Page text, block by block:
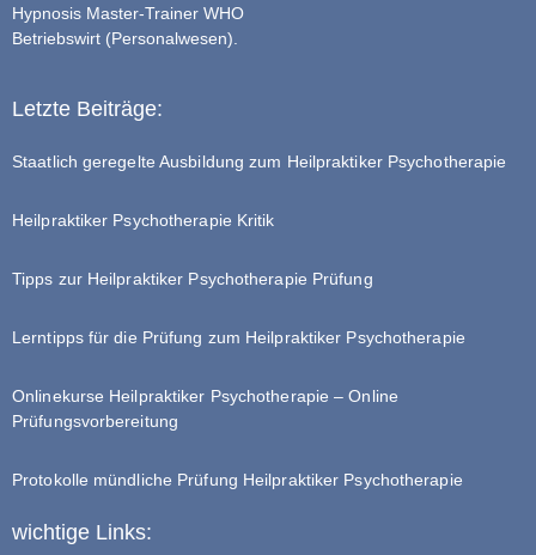
Hypnosis Master-Trainer WHO
Betriebswirt (Personalwesen).
Letzte Beiträge:
Staatlich geregelte Ausbildung zum Heilpraktiker Psychotherapie
Heilpraktiker Psychotherapie Kritik
Tipps zur Heilpraktiker Psychotherapie Prüfung
Lerntipps für die Prüfung zum Heilpraktiker Psychotherapie
Onlinekurse Heilpraktiker Psychotherapie – Online
Prüfungsvorbereitung
Protokolle mündliche Prüfung Heilpraktiker Psychotherapie
wichtige Links: